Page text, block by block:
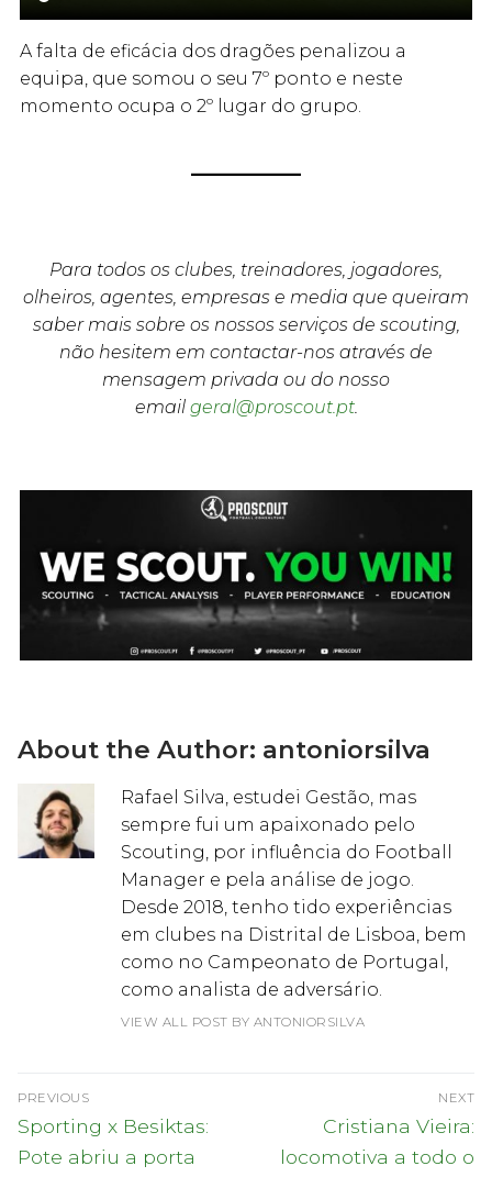
A falta de eficácia dos dragões penalizou a
equipa, que somou o seu 7º ponto e neste
momento ocupa o 2º lugar do grupo.
Para todos os clubes, treinadores, jogadores,
olheiros, agentes, empresas e media que queiram
saber mais sobre os nossos serviços de scouting,
não hesitem em contactar-nos através de
mensagem privada ou do nosso
email geral@proscout.pt.
About the Author: antoniorsilva
Rafael Silva, estudei Gestão, mas
sempre fui um apaixonado pelo
Scouting, por influência do Football
Manager e pela análise de jogo.
Desde 2018, tenho tido experiências
em clubes na Distrital de Lisboa, bem
como no Campeonato de Portugal,
como analista de adversário.
VIEW ALL POST BY ANTONIORSILVA
Navegação
de
artigos
PREVIOUS
Previous
post:
Sporting x Besiktas:
Pote abriu a porta
NEXT
Next
post:
Cristiana Vieira:
locomotiva a todo o